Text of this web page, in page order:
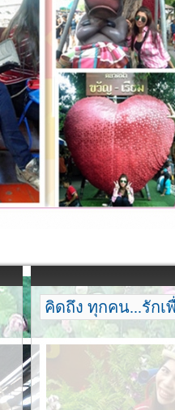
คิดถึง ทุกคน...รัก